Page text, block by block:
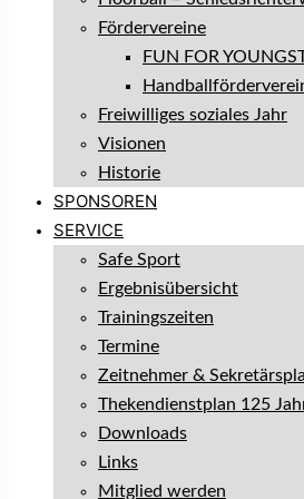
Fördervereine
FUN FOR
Freiwilliges soziales Jahr
Visionen
Historie
SPONSOREN
SERVICE
Safe Sport
Ergebnisübersicht
Trainingszeiten
Termine
Zeitnehmer &
Thekendienstplan 125
Downloads
Links
Mitglied werden